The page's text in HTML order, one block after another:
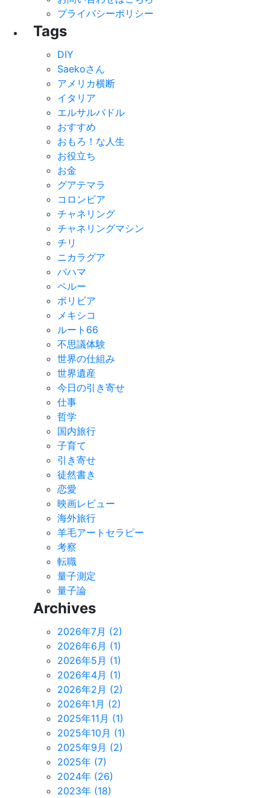
プライバシーポリシー
Tags
DIY
Saekoさん
アメリカ横断
イタリア
エルサルバドル
おすすめ
おもろ！な人生
お役立ち
お金
グアテマラ
コロンビア
チャネリング
チャネリングマシン
チリ
ニカラグア
バハマ
ペルー
ボリビア
メキシコ
ルート66
不思議体験
世界の仕組み
世界遺産
今日の引き寄せ
仕事
哲学
国内旅行
子育て
引き寄せ
徒然書き
恋愛
映画レビュー
海外旅行
羊毛アートセラピー
考察
転職
量子測定
量子論
Archives
2026年7月 (2)
2026年6月 (1)
2026年5月 (1)
2026年4月 (1)
2026年2月 (2)
2026年1月 (2)
2025年11月 (1)
2025年10月 (1)
2025年9月 (2)
2025年 (7)
2024年 (26)
2023年 (18)